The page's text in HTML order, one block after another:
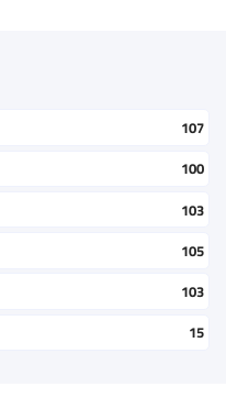
107
100
103
105
103
15